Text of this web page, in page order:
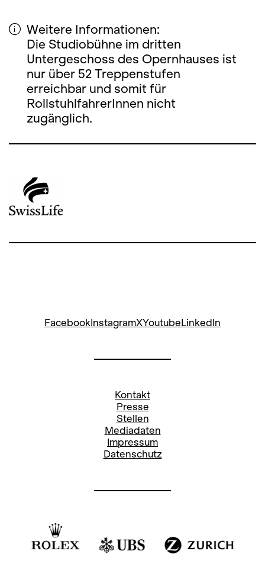
Weitere Informationen:
Die Studiobühne im dritten
Untergeschoss des Opernhauses ist
nur über 52 Treppenstufen
erreichbar und somit für
RollstuhlfahrerInnen nicht
zugänglich.
FacebookInstagramXYoutubeLinkedIn
Kontakt
Presse
Stellen
Mediadaten
Impressum
Datenschutz